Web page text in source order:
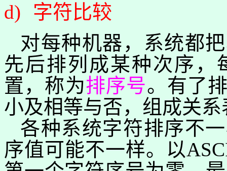
d)
字符比较
对每种机器，系统都
先后排列成某种次序，
置，称为排序号。有了
小及相等与否，组成关
各种系统字符排序不
序值可能不一样。以